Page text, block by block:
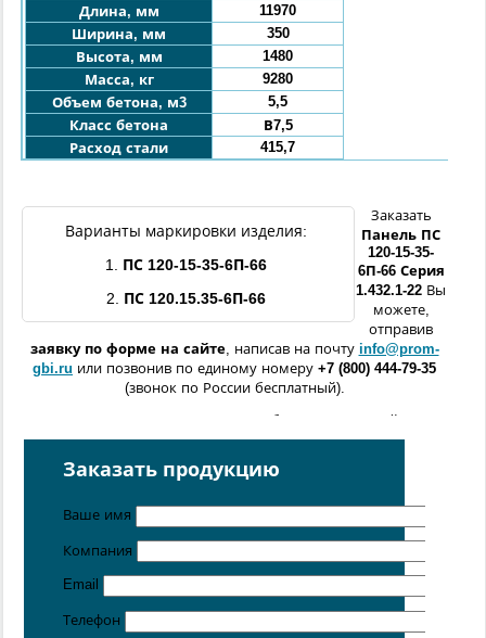
Длина, мм
11970
Ширина, мм
350
Высота, мм
1480
Масса, кг
9280
Объем бетона, м3
5,5
Класс бетона
В7,5
Расход стали
415,7
Варианты маркировки изделия:
1. ПС 120-15-35-6П-66
2.
ПС 120.15.35-6П-66
Заказать
Панель ПС
120-15-35-
6П-66 Серия
1.432.1-22 Вы
можете,
отправив
заявку по форме на сайте, написав на почту info@prom-
gbi.ru или позвонив по единому номеру +7 (800) 444-79-35
(звонок по России бесплатный).
Возможно изготовление железобетонных изделий
чертежам заказчика
Поставка осуществляется с производственных площадок,
Хабаровске,Ростове-на-Дону,Екатеринбурге,
Симферополе.
Цена от 5 руб. / кг
Заказать продукцию
Ваше имя
Компания
Email
Телефон